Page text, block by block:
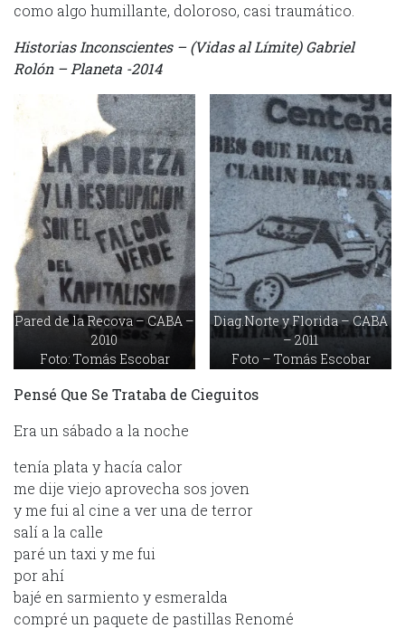
como algo humillante, doloroso, casi traumático.
Historias Inconscientes – (Vidas al Límite) Gabriel
Rolón – Planeta -2014
Pared de la Recova – CABA –
2010
Foto: Tomás Escobar
Diag.Norte y Florida – CABA
– 2011
Foto – Tomás Escobar
Pensé Que Se Trataba de Cieguitos
Era un sábado a la noche
tenía plata y hacía calor
me dije viejo aprovecha sos joven
y me fui al cine a ver una de terror
salí a la calle
paré un taxi y me fui
por ahí
bajé en sarmiento y esmeralda
compré un paquete de pastillas Renomé